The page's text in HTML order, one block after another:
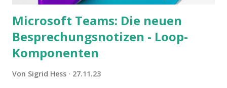
Microsoft Teams: Die neuen
Besprechungsnotizen - Loop-
Komponenten
Von Sigrid Hess 27.11.23